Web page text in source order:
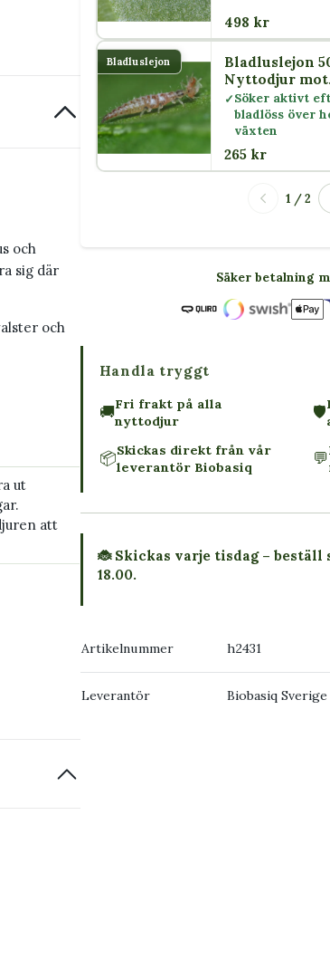
och
sig där
och
ut
att
498 kr
Bladluslejon
Bladluslejon
Nyttodjur mot
bladlöss
Söker aktivt
bladlöss över
växten
265 kr
1 / 2
Säker betalning
Handla tryggt
🚚Fri frakt på alla
nyttodjur
🛡️
📦Skickas direkt från vår
leverantör Biobasiq
💬
🐞 Skickas varje tisdag – beställ
18.00.
Artikelnummer h2431
Leverantör Biobasiq Sverige